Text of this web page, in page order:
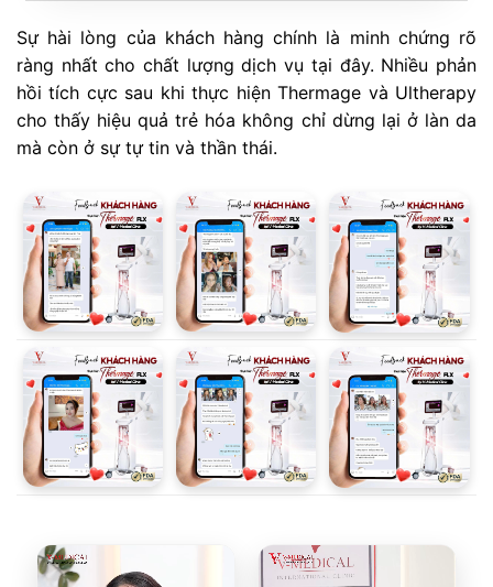
Sự hài lòng của khách hàng chính là minh chứng rõ
ràng nhất cho chất lượng dịch vụ tại đây. Nhiều phản
hồi tích cực sau khi thực hiện Thermage và Ultherapy
cho thấy hiệu quả trẻ hóa không chỉ dừng lại ở làn da
mà còn ở sự tự tin và thần thái.